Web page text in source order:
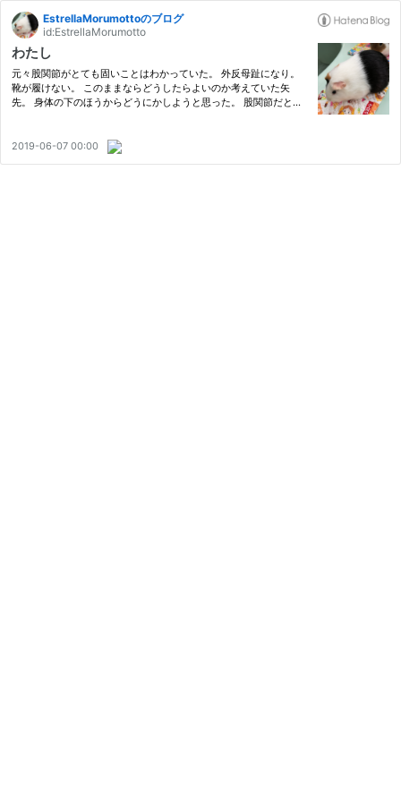
EstrellaMorumottoのブログ
id:EstrellaMorumotto
わたし
元々股関節がとても固いことはわかっていた。 外反母趾になり。
靴が履けない。 このままならどうしたらよいのか考えていた矢
先。 身体の下のほうからどうにかしようと思った。 股関節だと。
さ…
2019-06-07 00:00